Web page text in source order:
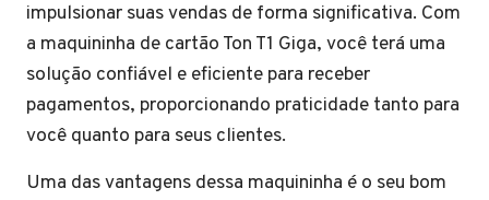
impulsionar suas vendas de forma significativa. Com
a maquininha de cartão Ton T1 Giga, você terá uma
solução confiável e eficiente para receber
pagamentos, proporcionando praticidade tanto para
você quanto para seus clientes.
Uma das vantagens dessa maquininha é o seu bom